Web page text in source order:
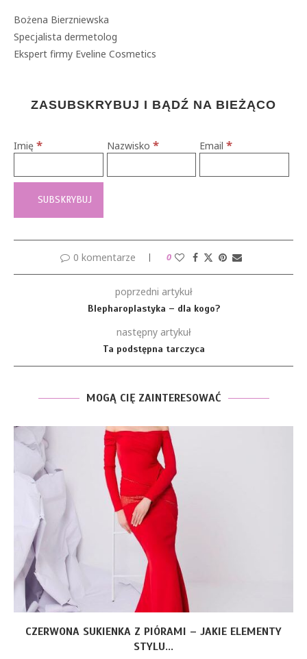
Bożena Bierzniewska
Specjalista dermetolog
Ekspert firmy Eveline Cosmetics
ZASUBSKRYBUJ I BĄDŹ NA BIEŻĄCO
Imię * Nazwisko * Email*
0 komentarze 0
poprzedni artykuł
Blepharoplastyka – dla kogo?
następny artykuł
Ta podstępna tarczyca
MOGĄ CIĘ ZAINTERESOWAĆ
CZERWONA SUKIENKA Z PIÓRAMI – JAKIE ELEMENTY
STYLU...